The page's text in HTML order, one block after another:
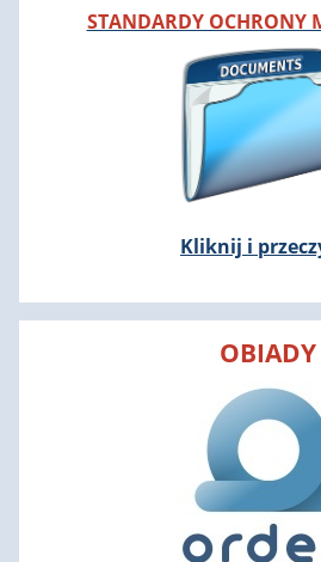
STANDARDY OCHRONY
Kliknij i
OBIADY